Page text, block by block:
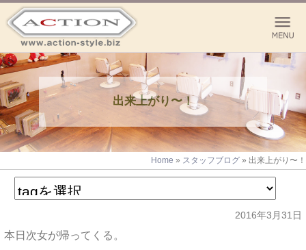
出来上がり〜！
Home » スタッフブログ » 出来上がり〜！
2016年3月31日
本日次女が帰ってくる。